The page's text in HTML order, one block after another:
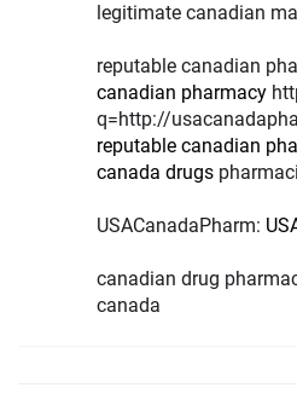
legitimate canadian
reputable canadian
canadian pharmacy
q=http://
reputable canadian
canada drugs
USACanadaPharm:
canadian drug
canada